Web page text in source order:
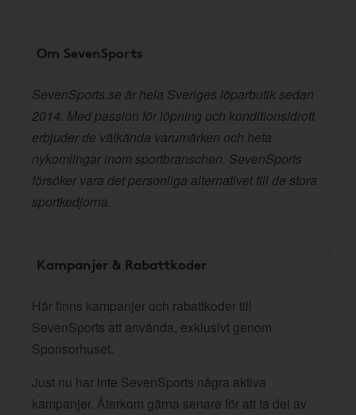
Om SevenSports
SevenSports.se är hela Sveriges löparbutik sedan
2014. Med passion för löpning och konditionsidrott
erbjuder de välkända varumärken och heta
nykomlingar inom sportbranschen. SevenSports
försöker vara det personliga alternativet till de stora
sportkedjorna.
Kampanjer & Rabattkoder
Här finns kampanjer och rabattkoder till
SevenSports att använda, exklusivt genom
Sponsorhuset.
Just nu har inte SevenSports några aktiva
kampanjer. Återkom gärna senare för att ta del av